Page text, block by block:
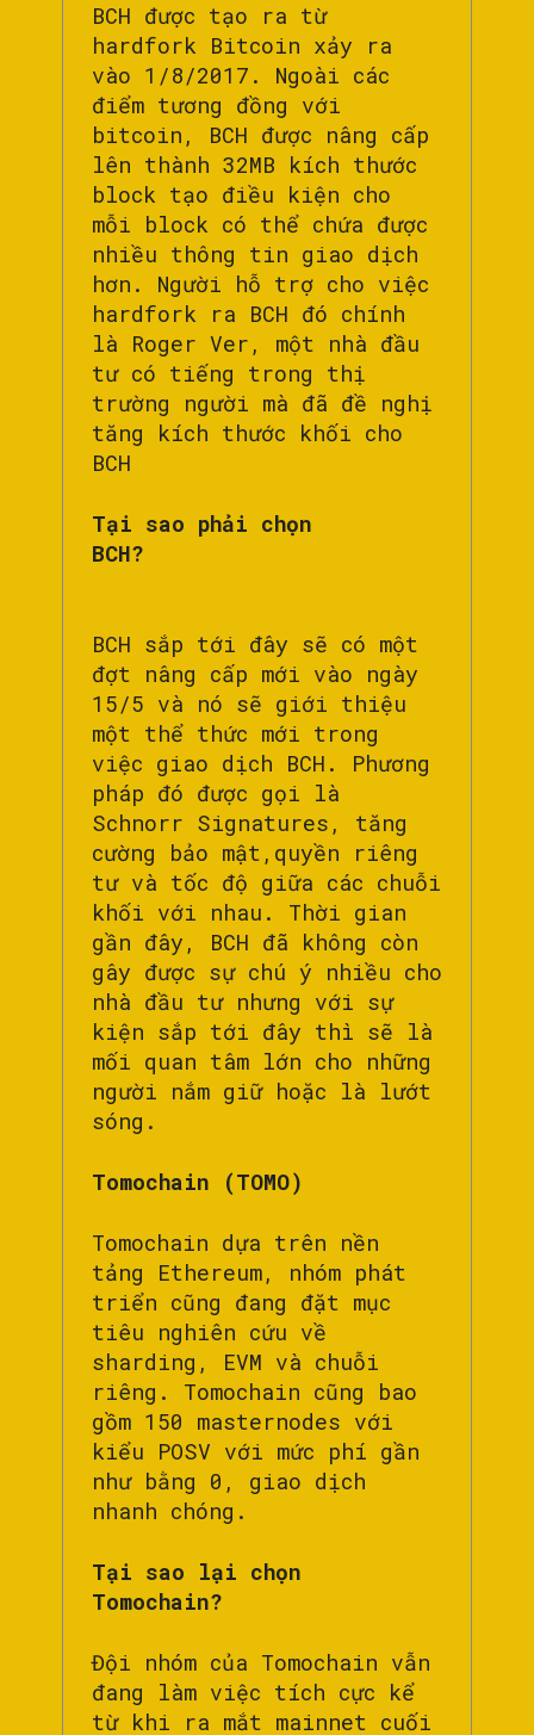
BCH được tạo ra từ
hardfork Bitcoin xảy ra
vào 1/8/2017. Ngoài các
điểm tương đồng với
bitcoin, BCH được nâng cấp
lên thành 32MB kích thước
block tạo điều kiện cho
mỗi block có thể chứa được
nhiều thông tin giao dịch
hơn. Người hỗ trợ cho việc
hardfork ra BCH đó chính
là Roger Ver, một nhà đầu
tư có tiếng trong thị
trường người mà đã đề nghị
tăng kích thước khối cho
BCH
Tại sao phải chọn
BCH?
BCH sắp tới đây sẽ có một
đợt nâng cấp mới vào ngày
15/5 và nó sẽ giới thiệu
một thể thức mới trong
việc giao dịch BCH. Phương
pháp đó được gọi là
Schnorr Signatures, tăng
cường bảo mật,quyền riêng
tư và tốc độ giữa các chuỗi
khối với nhau. Thời gian
gần đây, BCH đã không còn
gây được sự chú ý nhiều cho
nhà đầu tư nhưng với sự
kiện sắp tới đây thì sẽ là
mối quan tâm lớn cho những
người nắm giữ hoặc là lướt
sóng.
Tomochain (TOMO)
Tomochain dựa trên nền
tảng Ethereum, nhóm phát
triển cũng đang đặt mục
tiêu nghiên cứu về
sharding, EVM và chuỗi
riêng. Tomochain cũng bao
gồm 150 masternodes với
kiểu POSV với mức phí gần
như bằng 0, giao dịch
nhanh chóng.
Tại sao lại chọn
Tomochain?
Đội nhóm của Tomochain vẫn
đang làm việc tích cực kể
từ khi ra mắt mainnet cuối